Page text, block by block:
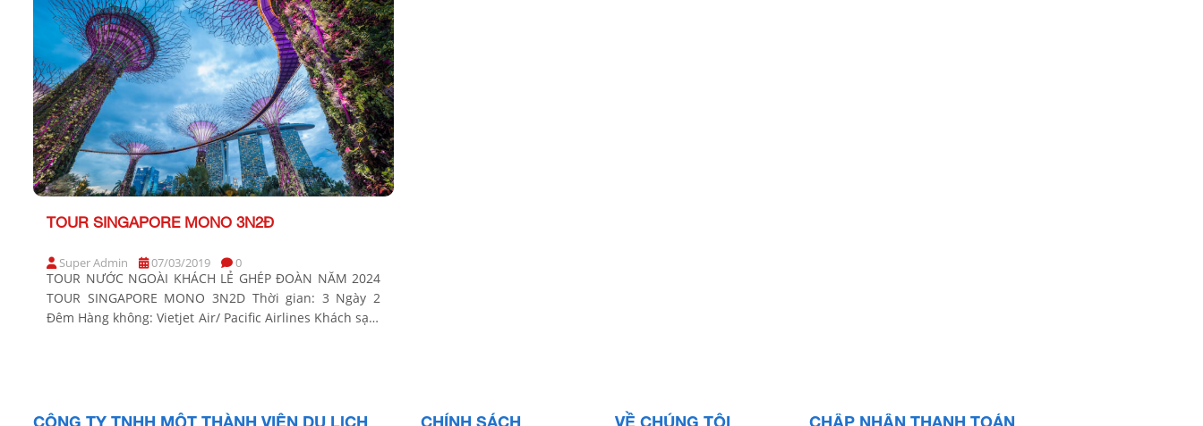
TOUR SINGAPORE MONO 3N2Đ
Super Admin 07/03/2019 0
TOUR NƯỚC NGOÀI KHÁCH LẺ GHÉP ĐOÀN NĂM 2024
TOUR SINGAPORE MONO 3N2D Thời gian: 3 Ngày 2
Đêm Hàng không: Vietjet Air/ Pacific Airlines Khách sạn:
CÔNG TY TNHH MỘT THÀNH VIÊN DU LỊCH CHÍNH SÁCH VỀ CHÚNG TÔI CHẤP NHẬN THANH TOÁN